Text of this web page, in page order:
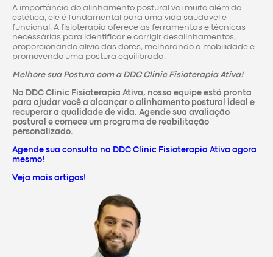
A importância do alinhamento postural vai muito além da
estética; ele é fundamental para uma vida saudável e
funcional. A fisioterapia oferece as ferramentas e técnicas
necessárias para identificar e corrigir desalinhamentos,
proporcionando alívio das dores, melhorando a mobilidade e
promovendo uma postura equilibrada.
Melhore sua Postura com a DDC Clinic Fisioterapia Ativa!
Na DDC Clinic Fisioterapia Ativa, nossa equipe está pronta
para ajudar você a alcançar o alinhamento postural ideal e
recuperar a qualidade de vida. Agende sua avaliação
postural e comece um programa de reabilitação
personalizado.
Agende sua consulta na DDC Clinic Fisioterapia Ativa agora
mesmo!
Veja mais artigos!